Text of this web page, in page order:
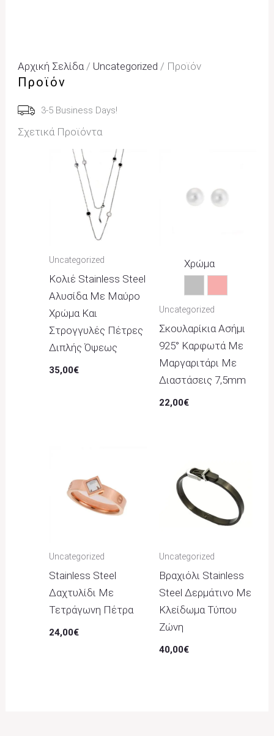
Αρχική Σελίδα / Uncategorized / Προϊόν
Προϊόν
3-5 Business Days!
Σχετικά Προϊόντα
Uncategorized
Κολιέ Stainless Steel
Αλυσίδα Με Μαύρο
Χρώμα Και
Στρογγυλές Πέτρες
Διπλής Όψεως
35,00€
Χρώμα
ΑσημίΡοζ
Uncategorized
Σκουλαρίκια Ασήμι
925° Καρφωτά Με
Μαργαριτάρι Με
Διαστάσεις 7,5mm
22,00€
Uncategorized
Stainless Steel
Δαχτυλίδι Με
Τετράγωνη Πέτρα
24,00€
Uncategorized
Βραχιόλι Stainless
Steel Δερμάτινο Με
Κλείδωμα Τύπου
Ζώνη
40,00€